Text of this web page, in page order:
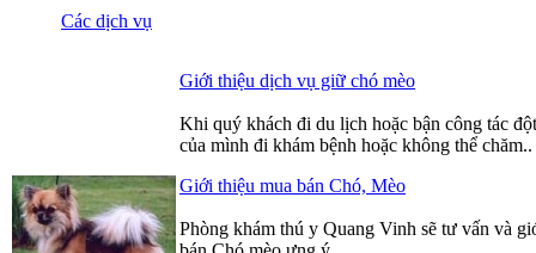
Các dịch vụ
Giới thiệu dịch vụ giữ chó mèo
Khi quý khách đi du lịch hoặc bận công tác
của mình đi khám bệnh hoặc không thể chăm..
Giới thiệu mua bán Chó, Mèo
Phòng khám thú y Quang Vinh sẽ tư vấn và